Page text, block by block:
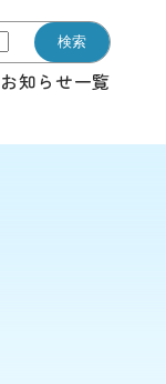
検索
お知らせ一覧